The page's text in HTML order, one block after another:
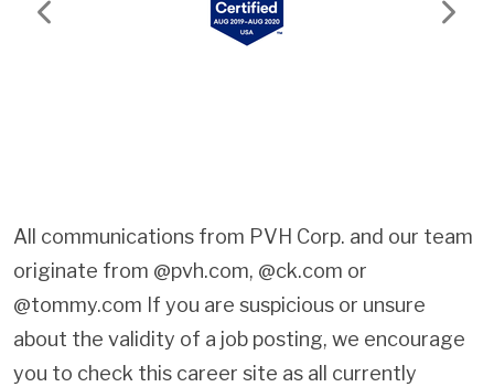
Previous Next
All communications from PVH Corp. and our team
originate from @pvh.com, @ck.com or
@tommy.com If you are suspicious or unsure
about the validity of a job posting, we encourage
you to check this career site as all currently